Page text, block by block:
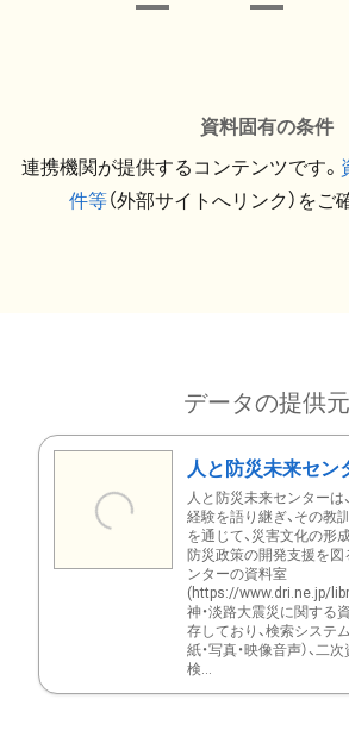
資料固有の条件
連携機関が提供するコンテンツです。
件等（外部サイトへリンク）をご
データの提供元
人と防災未来セ
人と防災未来センターは
経験を語り継ぎ、その教
を通じて、災害文化の形
防災政策の開発支援を図
ンターの資料室
(https://www.dri.ne.jp/
神・淡路大震災に関する
存しており、検索システ
紙・写真・映像音声）、二
検...